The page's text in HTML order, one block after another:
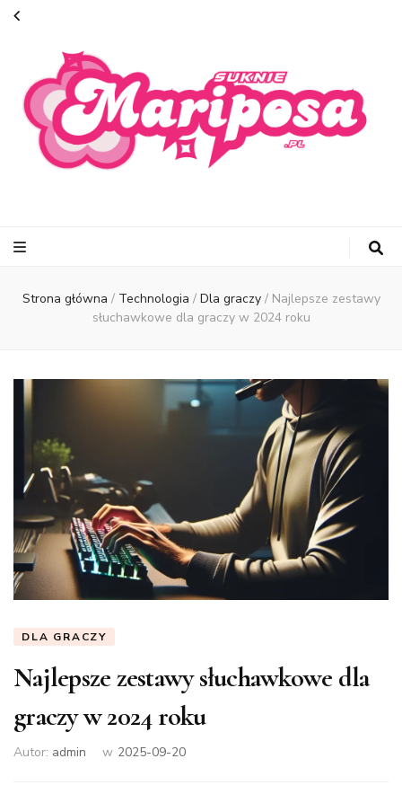
Strona główna / Technologia / Dla graczy / Najlepsze zestawy
słuchawkowe dla graczy w 2024 roku
DLA GRACZY
Najlepsze zestawy słuchawkowe dla
graczy w 2024 roku
Autor: admin w 2025-09-20